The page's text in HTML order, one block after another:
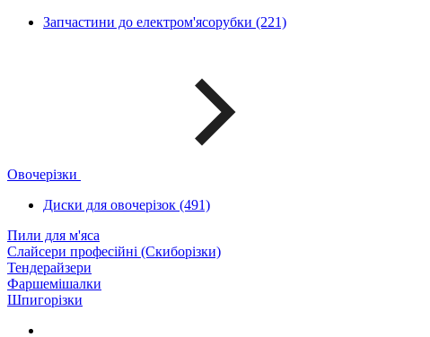
Запчастини до електром'ясорубки (221)
Овочерізки
Диски для овочерізок (491)
Пили для м'яса
Слайсери професійні (Скиборізки)
Тендерайзери
Фаршемішалки
Шпигорізки